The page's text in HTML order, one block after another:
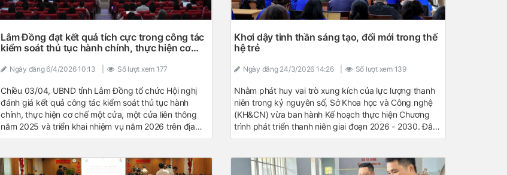
Lâm Đồng đạt kết quả tích cực trong công tác
kiểm soát thủ tục hành chính, thực hiện cơ
Ngày đăng 6/4/2026 10:13 Số lượt xem 177
Chiều 03/04, UBND tỉnh Lâm Đồng tổ chức Hội nghị
đánh giá kết quả công tác kiểm soát thủ tục hành
chính, thực hiện cơ chế một cửa, một cửa liên thông
năm 2025 và triển khai nhiệm vụ năm 2026 trên địa
bàn tỉnh. TUV, Phó Chủ tịch UBND tỉnh Nguyễn Ngọc
Khơi dậy tinh thần sáng tạo, đổi mới trong thế
hệ trẻ
Ngày đăng 24/3/2026 14:26 Số lượt xem 139
Nhằm phát huy vai trò xung kích của lực lượng thanh
niên trong kỷ nguyên số, Sở Khoa học và Công nghệ
(KH&CN) vừa ban hành Kế hoạch thực hiện Chương
trình phát triển thanh niên giai đoạn 2026 - 2030. Đây
là bước đi chiến lược nhằm xây dựng đội ngũ nhân lực
mới sáng tạo trở thành nền tảng cho sự phát triển bền